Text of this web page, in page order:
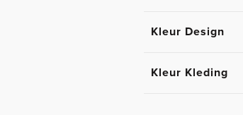
Kleur Design
Kleur Kleding